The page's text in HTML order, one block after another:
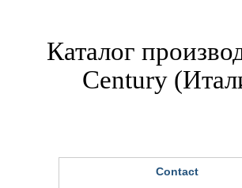
Каталог
Century
Contact